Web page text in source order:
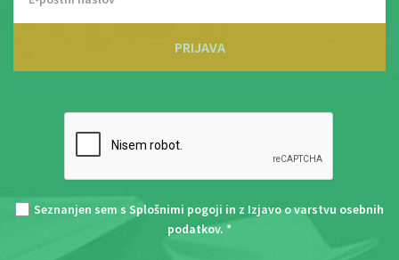
PRIJAVA
Seznanjen sem s Splošnimi pogoji in z Izjavo o varstvu osebnih
podatkov. *